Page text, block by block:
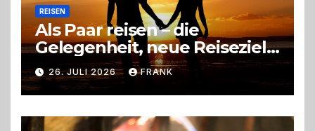
REISEN
Als Paar reisen – die
Gelegenheit, neue Reiseziele
zu entdecken
26. JULI 2026 FRANK